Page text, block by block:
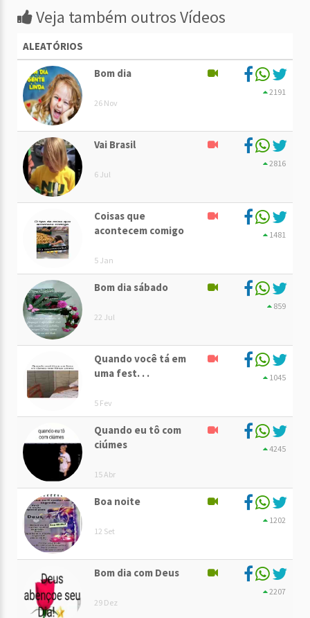
Veja também outros Vídeos
ALEATÓRIOS
Bom dia
26 Nov
2191
Vai Brasil
6 Jul
2816
Coisas que
acontecem comigo
5 Jan
1481
Bom dia sábado
22 Jul
859
Quando você tá em
uma fest. . .
5 Fev
1045
Quando eu tô com
ciúmes
15 Abr
4245
Boa noite
12 Set
1202
Bom dia com Deus
29 Dez
2207